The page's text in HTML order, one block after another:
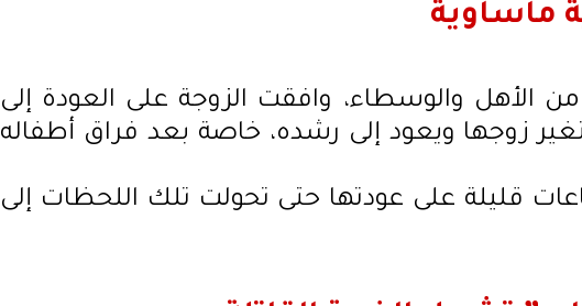
مأساوية
الأهل والوسطاء، وافقت الزوجة على العودة إلى
زوجها ويعود إلى رشده، خاصة بعد فراق أطفاله
قليلة على عودتها حتى تحولت تلك اللحظات إلى